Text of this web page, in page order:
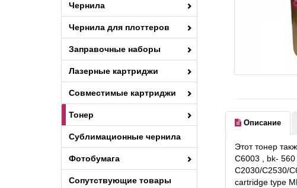
Чернила
Чернила для плоттеров
Заправочные наборы
Лазерные картриджи
Совместимые картриджи
Тонер
Сублимационные чернила
Фотобумага
Сопутствующие товары
Описание
Этот тонер
C6003 , bk-
C2030/C2530/
cartridge type